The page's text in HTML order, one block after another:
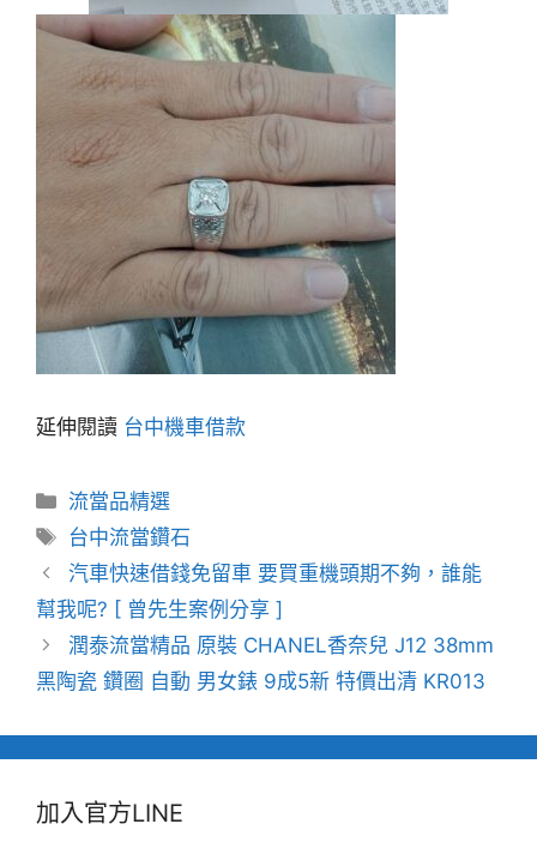
延伸閱讀 台中機車借款
分
類
流當品精選
標
籤
台中流當鑽石
汽車快速借錢免留車 要買重機頭期不夠，誰能
幫我呢? [ 曾先生案例分享 ]
潤泰流當精品 原裝 CHANEL香奈兒 J12 38mm
黑陶瓷 鑽圈 自動 男女錶 9成5新 特價出清 KR013
加入官方LINE